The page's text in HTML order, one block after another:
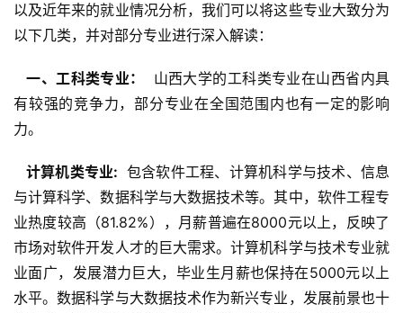
以及近年来的就业情况分析，我们可以将这些专业大致分为
以下几类，并对部分专业进行深入解读：
  一、工科类专业：
山西大学的工科类专业在山西省内具
有较强的竞争力，部分专业在全国范围内也有一定的影响
力。
  计算机类专业:
包含软件工程、计算机科学与技术、信息
与计算科学、数据科学与大数据技术等。其中，软件工程专
业热度较高（81.82%），月薪普遍在8000元以上，反映了
市场对软件开发人才的巨大需求。计算机科学与技术专业就
业面广，发展潜力巨大，毕业生月薪也保持在5000元以上
水平。数据科学与大数据技术作为新兴专业，发展前景也十